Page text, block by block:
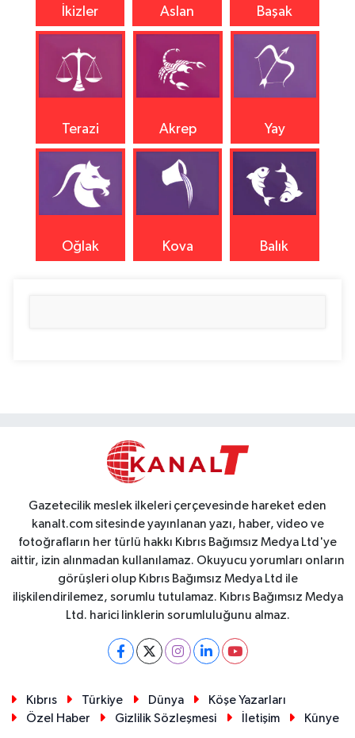
İkizler Aslan Başak
Terazi Akrep Yay
Oğlak Kova Balık
Gazetecilik meslek ilkeleri çerçevesinde hareket eden
kanalt.com sitesinde yayınlanan yazı, haber, video ve
fotoğrafların her türlü hakkı Kıbrıs Bağımsız Medya Ltd'ye
aittir, izin alınmadan kullanılamaz. Okuyucu yorumları onların
görüşleri olup Kıbrıs Bağımsız Medya Ltd ile
ilişkilendirilemez, sorumlu tutulamaz. Kıbrıs Bağımsız Medya
Ltd. harici linklerin sorumluluğunu almaz.
Kıbrıs Türkiye Dünya
Köşe Yazarları
Özel Haber
Gizlilik Sözleşmesi İletişim Künye